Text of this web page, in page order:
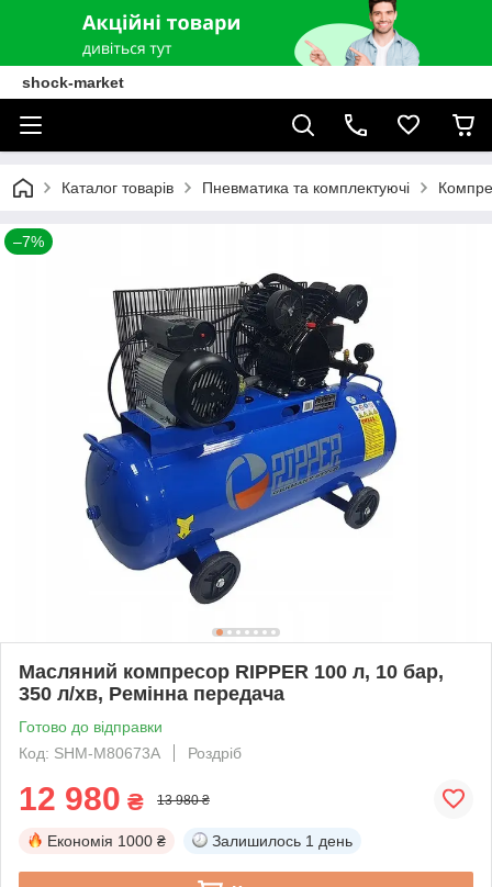
shock-market
Каталог товарів Пневматика та комплектуючі
–7%
Масляний компресор RIPPER 100 л, 10 бар,
350 л/хв, Ремінна передача
Готово до відправки
Код: SHM-M80673A
Роздріб
12 980 ₴ 13 980 ₴
Економія 1000 ₴ Залишилось 1 день